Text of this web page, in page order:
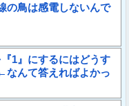
の鳥は感電しないんで
1』にするにはどうす
なんて答えればよかっ